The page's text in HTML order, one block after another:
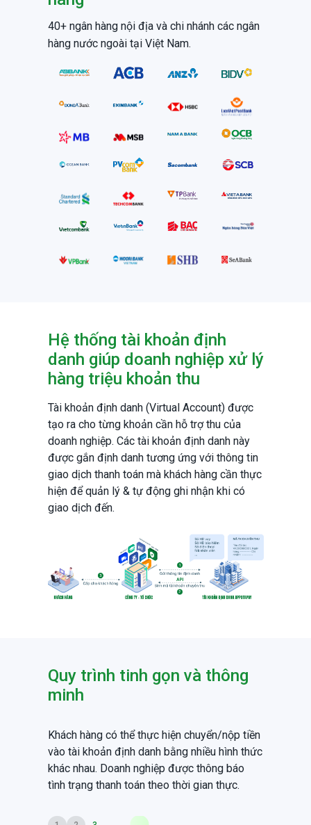
40+ ngân hàng nội địa và chi nhánh các ngân
hàng nước ngoài tại Việt Nam.
Hệ thống tài khoản định
danh giúp doanh nghiệp xử lý
hàng triệu khoản thu
Tài khoản định danh (Virtual Account) được
tạo ra cho từng khoản cần hỗ trợ thu của
doanh nghiệp. Các tài khoản định danh này
được gắn định danh tương ứng với thông tin
giao dịch thanh toán mà khách hàng cần thực
hiện để quản lý & tự động ghi nhận khi có
giao dịch đến.
Quy trình tinh gọn và thông
minh
Khách hàng có thể thực hiện chuyển/nộp tiền
vào tài khoản định danh bằng nhiều hình thức
khác nhau. Doanh nghiệp được thông báo
tình trạng thanh toán theo thời gian thực.